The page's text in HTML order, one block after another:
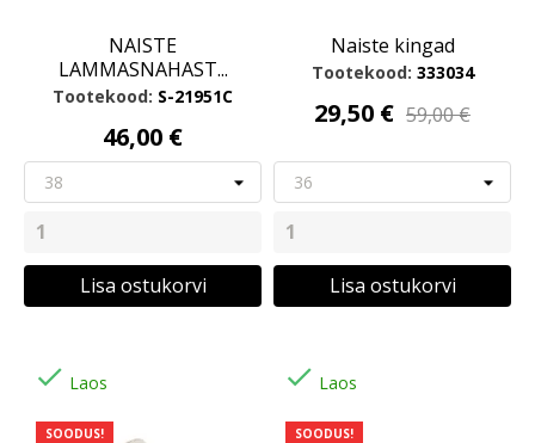
NAISTE
LAMMASNAHAST...
Tootekood: S-21951C
46,00 €
Lisa ostukorvi
Naiste kingad
Tootekood: 333034
29,50 € 59,00 €
Lisa ostukorvi
 Laos
SOODUS!
 Laos
SOODUS!